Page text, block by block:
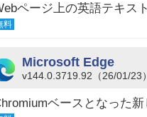
ページ上の英語テキス
料
Microsoft Edge
v144.0.3719.92（26/01/23）
ベースとなった新